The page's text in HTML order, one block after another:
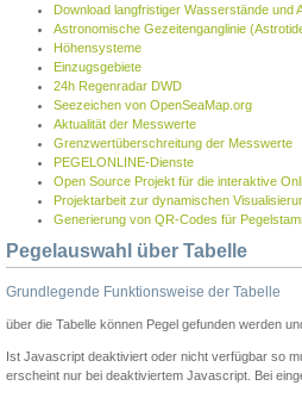
Download langfristiger Wasserstände und
Astronomische Gezeitenganglinie
Höhensysteme
Einzugsgebiete
24h Regenradar DWD
Seezeichen von OpenSeaMap.org
Aktualität der Messwerte
Grenzwertüberschreitung der Messwerte
PEGELONLINE-Dienste
Open Source Projekt für die interaktive
Projektarbeit zur dynamischen
Generierung von QR-Codes für
Pegelauswahl über Tabelle
Grundlegende Funktionsweise der Tabelle
über die Tabelle können Pegel gefunden werden
Ist Javascript deaktiviert oder nicht verfügbar so
erscheint nur bei deaktiviertem Javascript. Bei